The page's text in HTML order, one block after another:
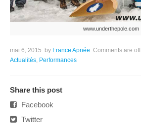
www.underthepole.com
mai 6, 2015 by France Apnée Comments are off
Actualités, Performances
Share this post
Facebook
Twitter